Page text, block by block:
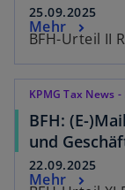
25.09.2025
BFH-Urteil II
Mehr
KPMG Tax News
BFH: (E-
und
22.09.2025
Mehr